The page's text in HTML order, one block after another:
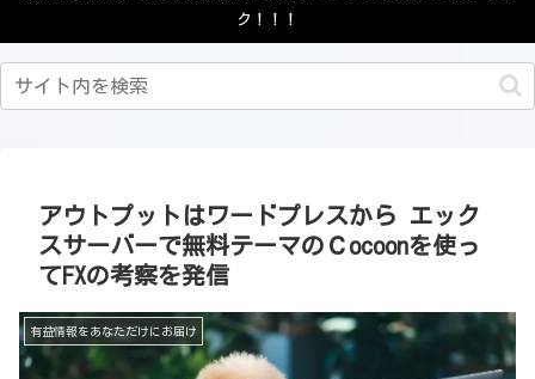
ク！！！
アウトプットはワードプレスから エック
スサーバーで無料テーマのＣocoonを使っ
てFXの考察を発信
有益情報をあなただけにお届け